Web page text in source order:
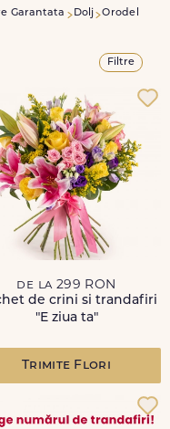
Garantata Dolj Orodel
Filtre
de la 299 RON
de crini si trandafiri
"E ziua ta"
Trimite Flori